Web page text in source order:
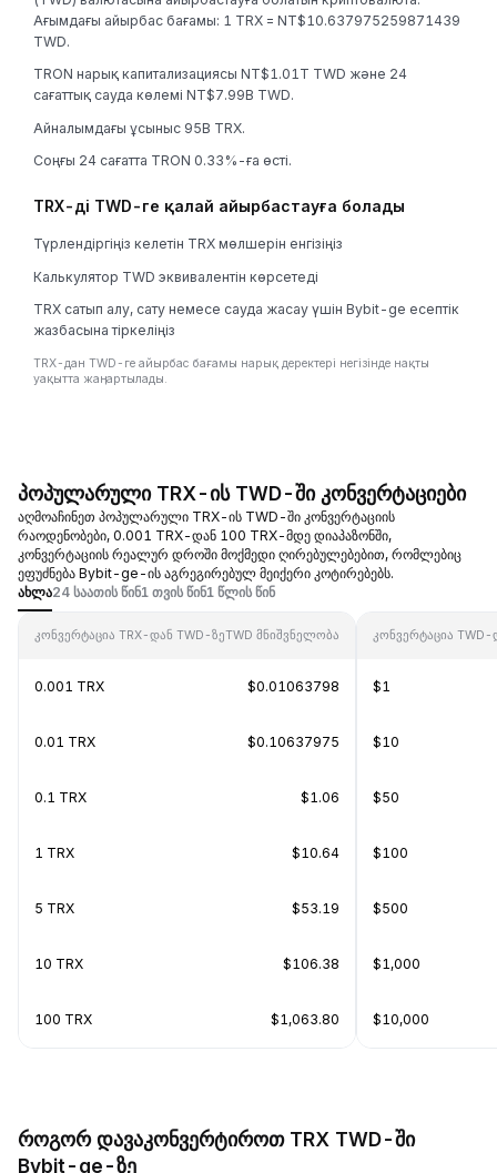
Ағымдағы айырбас бағамы: 1 TRX = NT$10.637975259871439
TWD.
TRON нарық капитализациясы NT$1.01T TWD және 24
сағаттық сауда көлемі NT$7.99B TWD.
Айналымдағы ұсыныс 95B TRX.
Соңғы 24 сағатта TRON 0.33%-ға өсті.
TRX-ді TWD-ге қалай айырбастауға болады
Түрлендіргіңіз келетін TRX мөлшерін енгізіңіз
Калькулятор TWD эквивалентін көрсетеді
TRX сатып алу, сату немесе сауда жасау үшін Bybit-ge есептік
жазбасына тіркеліңіз
TRX-дан TWD-ге айырбас бағамы нарық деректері негізінде нақты
уақытта жаңартылады.
პოპულარული TRX-ის TWD-ში კონვერტაციები
აღმოაჩინეთ პოპულარული TRX-ის TWD-ში კონვერტაციის
რაოდენობები, 0.001 TRX-დან 100 TRX-მდე დიაპაზონში,
კონვერტაციის რეალურ დროში მოქმედი ღირებულებებით, რომლებიც
ეფუძნება Bybit-ge-ის აგრეგირებულ მეიქერი კოტირებებს.
ახლა24 საათის წინ1 თვის წინ1 წლის წინ
კონვერტაცია TRX-დან TWD-ზეTWD მნიშვნელობა
0.001 TRX $0.01063798
0.01 TRX $0.10637975
0.1 TRX $1.06
1 TRX $10.64
5 TRX $53.19
10 TRX $106.38
100 TRX $1,063.80
კონვერტაცია TWD-
$1
$10
$50
$100
$500
$1,000
$10,000
როგორ დავაკონვერტიროთ TRX TWD-ში
Bybit-ge-ზე